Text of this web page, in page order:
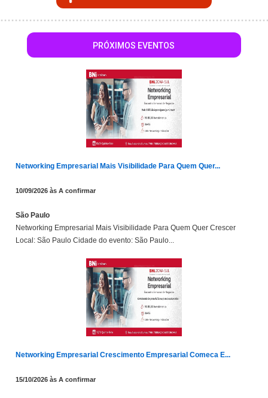
PRÓXIMOS EVENTOS
Networking Empresarial Mais Visibilidade Para Quem Quer...
10/09/2026 às A confirmar
São Paulo
Networking Empresarial Mais Visibilidade Para Quem Quer Crescer
Local: São Paulo Cidade do evento: São Paulo...
Networking Empresarial Crescimento Empresarial Comeca E...
15/10/2026 às A confirmar